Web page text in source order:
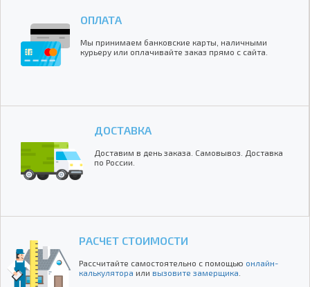
ОПЛАТА
Мы принимаем банковские карты, наличными
курьеру или оплачивайте заказ прямо с сайта.
ДОСТАВКА
Доставим в день заказа. Самовывоз. Доставка
по России.
РАСЧЕТ СТОИМОСТИ
Рассчитайте самостоятельно с помощью онлайн-
калькулятора или вызовите замерщика